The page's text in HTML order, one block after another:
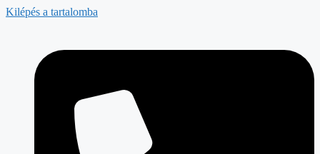
Kilépés a tartalomba